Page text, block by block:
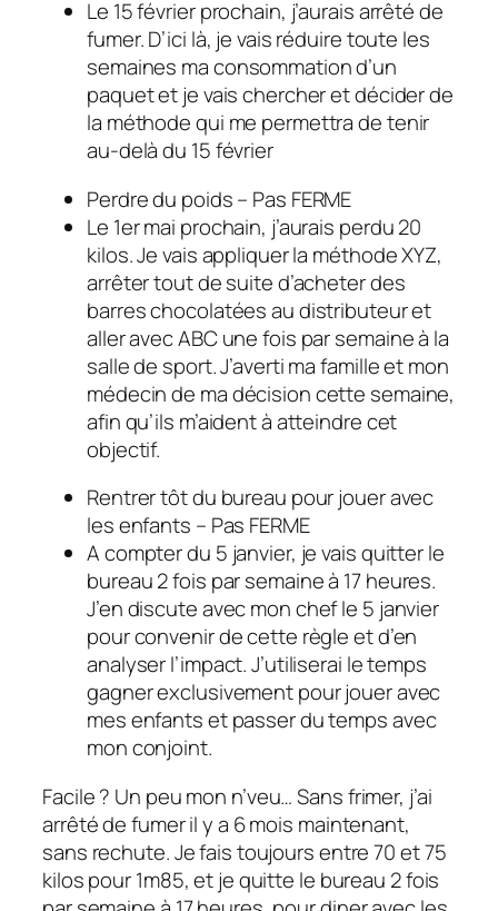
Le 15 février prochain, j’aurais arrêté de
fumer. D’ici là, je vais réduire toute les
semaines ma consommation d’un
paquet et je vais chercher et décider de
la méthode qui me permettra de tenir
au-delà du 15 février
Perdre du poids – Pas FERME
Le 1er mai prochain, j’aurais perdu 20
kilos. Je vais appliquer la méthode XYZ,
arrêter tout de suite d’acheter des
barres chocolatées au distributeur et
aller avec ABC une fois par semaine à la
salle de sport. J’averti ma famille et mon
médecin de ma décision cette semaine,
afin qu’ils m’aident à atteindre cet
objectif.
Rentrer tôt du bureau pour jouer avec
les enfants – Pas FERME
A compter du 5 janvier, je vais quitter le
bureau 2 fois par semaine à 17 heures.
J’en discute avec mon chef le 5 janvier
pour convenir de cette règle et d’en
analyser l’impact. J’utiliserai le temps
gagner exclusivement pour jouer avec
mes enfants et passer du temps avec
mon conjoint.
Facile ? Un peu mon n’veu… Sans frimer, j’ai
arrêté de fumer il y a 6 mois maintenant,
sans rechute. Je fais toujours entre 70 et 75
kilos pour 1m85, et je quitte le bureau 2 fois